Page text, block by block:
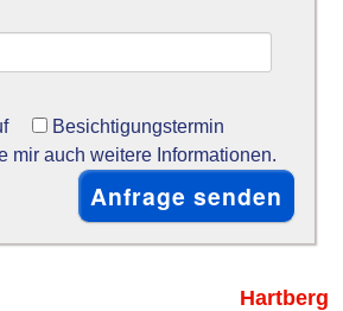
Besichtigungstermin
mir auch weitere Informationen.
Hartberg